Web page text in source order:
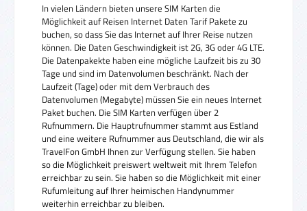
In vielen Ländern bieten unsere SIM Karten die
Möglichkeit auf Reisen Internet Daten Tarif Pakete zu
buchen, so dass Sie das Internet auf Ihrer Reise nutzen
können. Die Daten Geschwindigkeit ist 2G, 3G oder 4G LTE.
Die Datenpakekte haben eine mögliche Laufzeit bis zu 30
Tage und sind im Datenvolumen beschränkt. Nach der
Laufzeit (Tage) oder mit dem Verbrauch des
Datenvolumen (Megabyte) müssen Sie ein neues Internet
Paket buchen. Die SIM Karten verfügen über 2
Rufnummern. Die Hauptrufnummer stammt aus Estland
und eine weitere Rufnummer aus Deutschland, die wir als
TravelFon GmbH Ihnen zur Verfügung stellen. Sie haben
so die Möglichkeit preiswert weltweit mit Ihrem Telefon
erreichbar zu sein. Sie haben so die Möglichkeit mit einer
Rufumleitung auf Ihrer heimischen Handynummer
weiterhin erreichbar zu bleiben.